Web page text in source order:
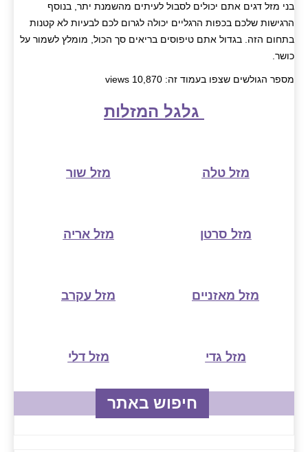
בני מזל דגים אתם יכולים לסבול לעיתים מהשמנת יתר, בנוסף
הרגישות שלכם בכפות הרגליים יכולה לגרום לכם לבעיות לא קטנות
בתחום הזה. בגדול אתם טיפוסים בריאים סך הכול, מומלץ לשמור על
כושר.
מספר הגולשים שצפו בעמוד זה: 10,870 views
גלגל המזלות
מזל טלה מזל שור
מזל סרטן מזל אריה
מזל מאזניים מזל עקרב
מזל גדי מזל דלי
חיפוש באתר